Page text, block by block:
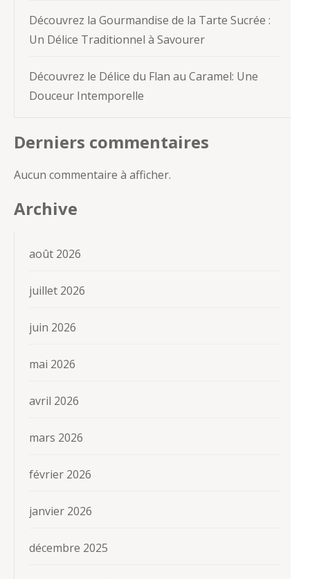
Découvrez la Gourmandise de la Tarte Sucrée :
Un Délice Traditionnel à Savourer
Découvrez le Délice du Flan au Caramel: Une
Douceur Intemporelle
Derniers commentaires
Aucun commentaire à afficher.
Archive
août 2026
juillet 2026
juin 2026
mai 2026
avril 2026
mars 2026
février 2026
janvier 2026
décembre 2025